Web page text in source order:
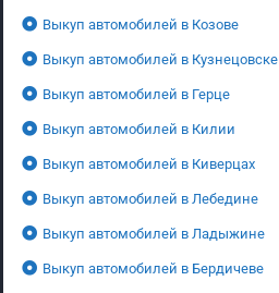
Выкуп автомобилей в Козове
Выкуп автомобилей в Кузнецовске
Выкуп автомобилей в Герце
Выкуп автомобилей в Килии
Выкуп автомобилей в Киверцах
Выкуп автомобилей в Лебедине
Выкуп автомобилей в Ладыжине
Выкуп автомобилей в Бердичеве